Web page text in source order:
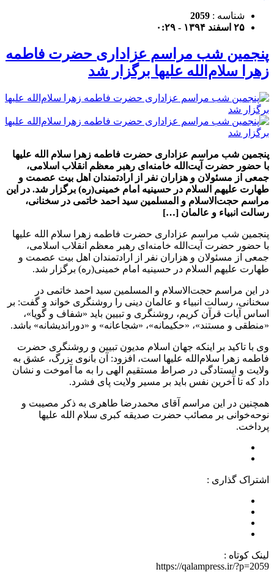
شناسه : 2059
۲۵ اسفند ۱۳۹۴ - ۰:۲۹
پنجمین شب مراسم عزاداری حضرت فاطمه
زهرا سلام‌الله علیها برگزار شد
پنجمین شب مراسم عزاداری حضرت فاطمه زهرا سلام الله علیها
با حضور حضرت آیت‌الله خامنه‌ای رهبر معظم انقلاب اسلامی،
جمعی از مسئولان و هزاران نفر از ارادتمندان اهل بیت عصمت و
طهارت علیهم السلام در حسینیه امام خمینی(ره) برگزار شد. در این
مراسم حجت‌الاسلام و المسلمین سید احمد خاتمی در سخنانی،
رسالت انبیاء و عالمان […]
پنجمین شب مراسم عزاداری حضرت فاطمه زهرا سلام الله علیها
با حضور حضرت آیت‌الله خامنه‌ای رهبر معظم انقلاب اسلامی،
جمعی از مسئولان و هزاران نفر از ارادتمندان اهل بیت عصمت و
طهارت علیهم السلام در حسینیه امام خمینی(ره) برگزار شد.
در این مراسم حجت‌الاسلام و المسلمین سید احمد خاتمی در
سخنانی، رسالت انبیاء و عالمان دینی را روشنگری خواند و گفت: بر
اساس آیات قرآن کریم، روشنگری و تبیین باید «شفاف و گویا»،
«منطقی و مستند»، «حکیمانه»، «شجاعانه» و «دوراندیشانه» باشد.
وی با تاکید بر اینکه جهان اسلام مدیون تبیین و روشنگری حضرت
فاطمه زهرا سلام‌الله علیها است، افزود: آن بانوی بزرگ، عشق به
ولایت و ایستادگی در صراط مستقیم الهی را به ما آموخت و نشان
داد که تا آخرین نفس باید بر مسیر ولایت پای فشرد.
همچنین در این مراسم آقای محمدرضا طاهری به ذکر مصیبت و
نوحه‌خوانی بر مصائب حضرت صدیقه کبری سلام الله علیها
پرداخت.
اشتراک گذاری :
لینک کوتاه :
https://qalampress.ir/?p=2059